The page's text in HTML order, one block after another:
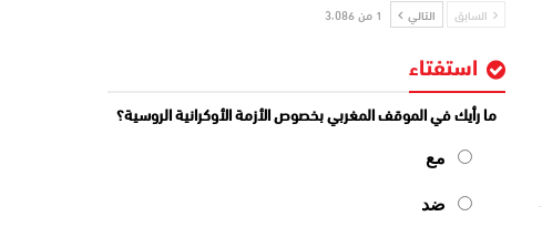
السابق التالي 1 من 3٬086
استفتاء
ما رأيك في الموقف المغربي بخصوص الأزمة الأوكرانية الروسية؟
مع
ضد